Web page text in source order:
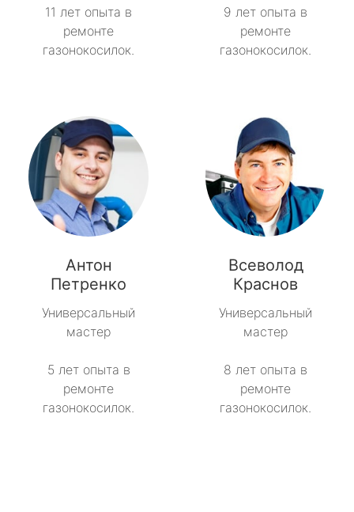
11 лет опыта в
ремонте
газонокосилок.
9 лет опыта в
ремонте
газонокосилок.
Антон
Петренко
Универсальный
мастер
5 лет опыта в
ремонте
газонокосилок.
Всеволод
Краснов
Универсальный
мастер
8 лет опыта в
ремонте
газонокосилок.